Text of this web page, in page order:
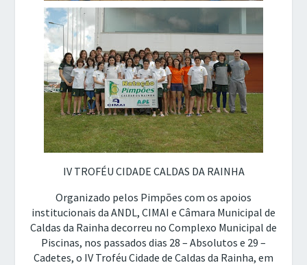
IV TROFÉU CIDADE CALDAS DA RAINHA
Organizado pelos Pimpões com os apoios
institucionais da ANDL, CIMAI e Câmara Municipal de
Caldas da Rainha decorreu no Complexo Municipal de
Piscinas, nos passados dias 28 – Absolutos e 29 –
Cadetes, o IV Troféu Cidade de Caldas da Rainha, em